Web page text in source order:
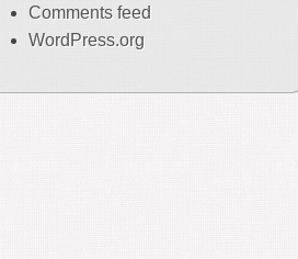
Comments feed
WordPress.org